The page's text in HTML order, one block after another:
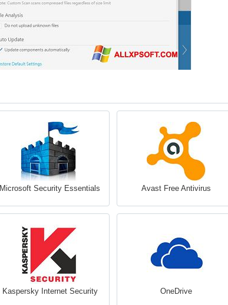
Microsoft Security Essentials Avast Free Antivirus
Kaspersky Internet Security OneDrive